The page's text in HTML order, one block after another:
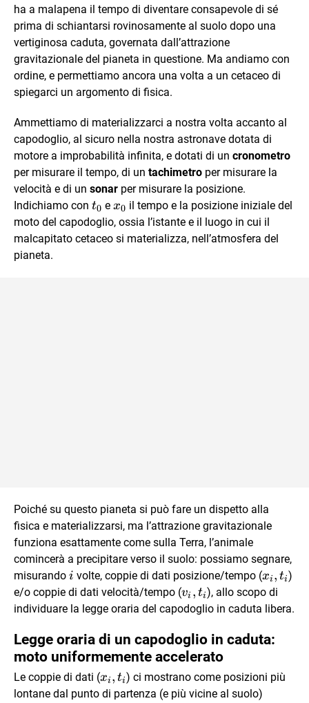
ha a malapena il tempo di diventare consapevole di sé
prima di schiantarsi rovinosamente al suolo dopo una
vertiginosa caduta, governata dall’attrazione
gravitazionale del pianeta in questione. Ma andiamo con
ordine, e permettiamo ancora una volta a un cetaceo di
spiegarci un argomento di fisica.
Ammettiamo di materializzarci a nostra volta accanto al
capodoglio, al sicuro nella nostra astronave dotata di
motore a improbabilità infinita, e dotati di un cronometro
per misurare il tempo, di un tachimetro per misurare la
velocità e di un sonar per misurare la posizione.
Indichiamo con t_0
t0 e x_0
x0 il tempo e la posizione iniziale del
moto del capodoglio, ossia l’istante e il luogo in cui il
malcapitato cetaceo si materializza, nell’atmosfera del
pianeta.
Poiché su questo pianeta si può fare un dispetto alla
fisica e materializzarsi, ma l’attrazione gravitazionale
funziona esattamente come sulla Terra, l’animale
comincerà a precipitare verso il suolo: possiamo segnare,
misurando i
i volte, coppie di dati posizione/tempo (x_i,
t_i
xi , ti)
e/o coppie di dati velocità/tempo (v_i,
t_i
vi , ti), allo scopo di
individuare la legge oraria del capodoglio in caduta libera.
Legge oraria di un capodoglio in caduta:
moto uniformemente accelerato
Le coppie di dati (x_i,
t_i
xi , ti) ci mostrano come posizioni più
lontane dal punto di partenza (e più vicine al suolo)